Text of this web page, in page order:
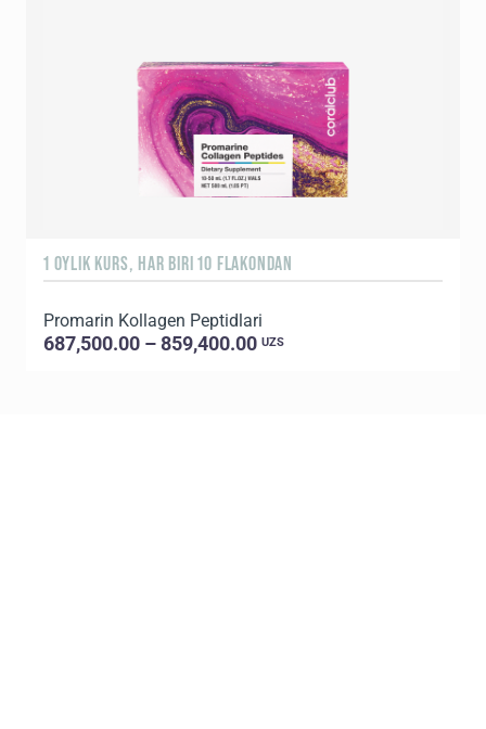
1 OYLIK KURS, HAR BIRI 10 FLAKONDAN
Promarin Kollagen Peptidlari
687,500.00 – 859,400.00 UZS